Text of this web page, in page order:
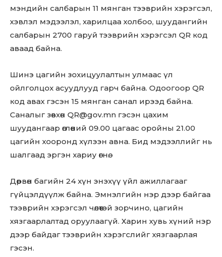
мэндийн салбарын 11 мянган тээврийн хэрэгсэл,
хэвлэл мэдээлэл, харилцаа холбоо, шуудангийн
салбарын 2700 гаруй тээврийн хэрэгсэл QR код
аваад байна.
Шинэ цагийн зохицуулалтын улмаас үл
ойлголцох асуудлууд гарч байна. Одоогоор QR
код авах гэсэн 15 мянган санал ирээд байна.
Саналыг зөвхөн QR@gov.mn гэсэн цахим
шуудангаар өглөөний 09.00 цагаас оройны 21.00
цагийн хооронд хүлээн авна. Бид мэдээллийг нь
шалгаад эргэн хариу өгнө.
Дөрвөн багийн 24 хүн энэхүү үйл ажиллагааг
гүйцэлдүүлж байна. Эмнэлгийн нэр дээр байгаа
тээврийн хэрэгсэл чөлөөтэй зорчино, цагийн
хязгаарлалтад оруулаагүй. Харин хувь хүний нэр
дээр байдаг тээврийн хэрэгслийг хязгаарлая
гэсэн.